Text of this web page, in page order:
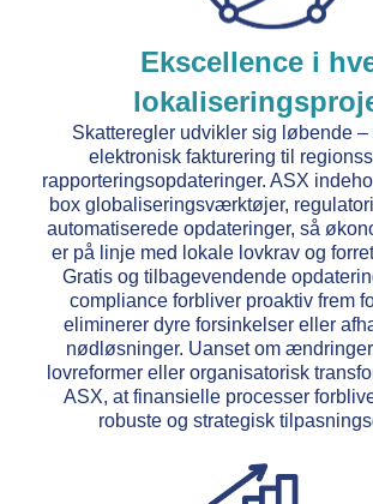
Ekscellence i
Skatteregler udvikler sig løbende –
elektronisk fakturering til
rapporteringsopdateringer. ASX
box globaliseringsværktøjer,
automatiserede opdateringer, så
er på linje med lokale lovkrav og
Gratis og tilbagevendende
compliance forbliver proaktiv frem
eliminerer dyre forsinkelser eller
nødløsninger. Uanset om
lovreformer eller organisatorisk
ASX, at finansielle processer
robuste og strategisk